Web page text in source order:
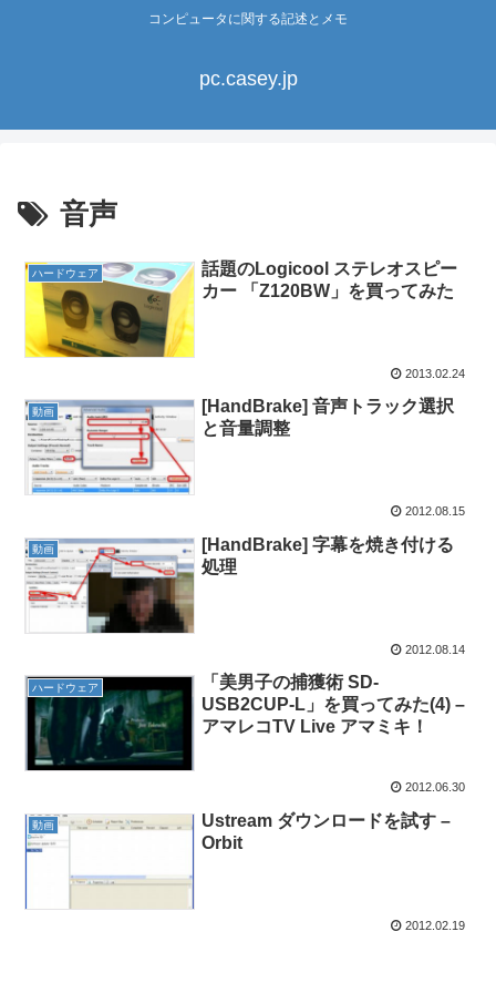
コンピュータに関する記述とメモ
pc.casey.jp
音声
ハードウェア
話題のLogicool ステレオスピー
カー 「Z120BW」を買ってみた
2013.02.24
動画
[HandBrake] 音声トラック選択
と音量調整
2012.08.15
動画
[HandBrake] 字幕を焼き付ける
処理
2012.08.14
ハードウェア
「美男子の捕獲術 SD-
USB2CUP-L」を買ってみた(4) –
アマレコTV Live アマミキ！
2012.06.30
動画
Ustream ダウンロードを試す –
Orbit
2012.02.19